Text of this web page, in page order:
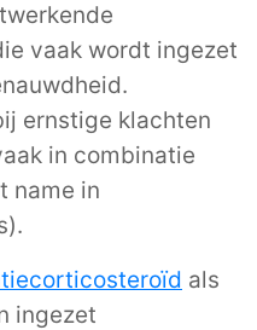
vaak wordt ingezet
ernstige klachten
in combinatie
name in
als
ingezet